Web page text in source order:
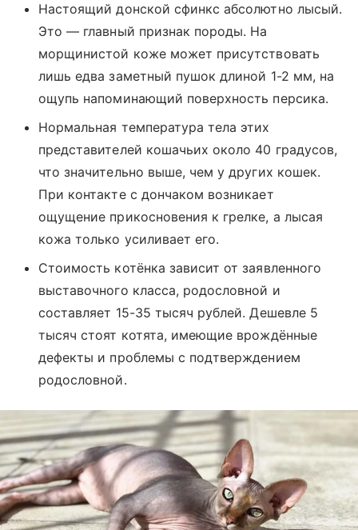
Настоящий донской сфинкс абсолютно лысый.
Это — главный признак породы. На
морщинистой коже может присутствовать
лишь едва заметный пушок длиной 1-2 мм, на
ощупь напоминающий поверхность персика.
Нормальная температура тела этих
представителей кошачьих около 40 градусов,
что значительно выше, чем у других кошек.
При контакте с дончаком возникает
ощущение прикосновения к грелке, а лысая
кожа только усиливает его.
Стоимость котёнка зависит от заявленного
выставочного класса, родословной и
составляет 15-35 тысяч рублей. Дешевле 5
тысяч стоят котята, имеющие врождённые
дефекты и проблемы с подтверждением
родословной.